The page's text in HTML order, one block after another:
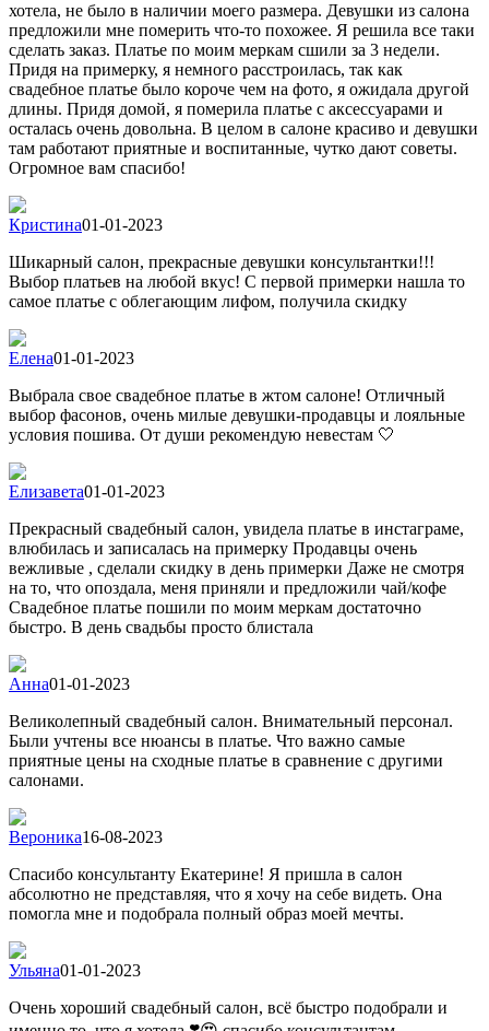
хотела, не было в наличии моего размера. Девушки из салона
предложили мне померить что-то похожее. Я решила все таки
сделать заказ. Платье по моим меркам сшили за 3 недели.
Придя на примерку, я немного расстроилась, так как
свадебное платье было короче чем на фото, я ожидала другой
длины. Придя домой, я померила платье с аксессуарами и
осталась очень довольна. В целом в салоне красиво и девушки
там работают приятные и воспитанные, чутко дают советы.
Огромное вам спасибо!
Кристина01-01-2023
Шикарный салон, прекрасные девушки консультантки!!!
Выбор платьев на любой вкус! С первой примерки нашла то
самое платье с облегающим лифом, получила скидку
Елена01-01-2023
Выбрала свое свадебное платье в жтом салоне! Отличный
выбор фасонов, очень милые девушки-продавцы и лояльные
условия пошива. От души рекомендую невестам 🤍
Елизавета01-01-2023
Прекрасный свадебный салон, увидела платье в инстаграме,
влюбилась и записалась на примерку Продавцы очень
вежливые , сделали скидку в день примерки Даже не смотря
на то, что опоздала, меня приняли и предложили чай/кофе
Свадебное платье пошили по моим меркам достаточно
быстро. В день свадьбы просто блистала
Анна01-01-2023
Великолепный свадебный салон. Внимательный персонал.
Были учтены все нюансы в платье. Что важно самые
приятные цены на сходные платье в сравнение с другими
салонами.
Вероника16-08-2023
Спасибо консультанту Екатерине! Я пришла в салон
абсолютно не представляя, что я хочу на себе видеть. Она
помогла мне и подобрала полный образ моей мечты.
Ульяна01-01-2023
Очень хороший свадебный салон, всё быстро подобрали и